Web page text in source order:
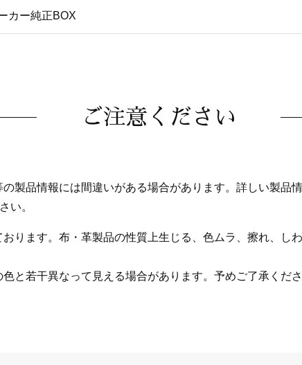
カー純正BOX
ご注意ください
製品情報には間違いがある場合があります。詳しい製品
い。
ります。布・革製品の性質上生じる、色ムラ、擦れ、し
と若干異なって見える場合があります。予めご了承くださ